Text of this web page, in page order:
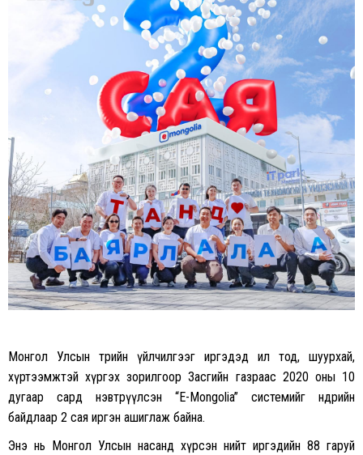
FacebookTwitter
Монгол Улсын төрийн үйлчилгээг иргэдэд ил тод, шуурхай,
хүртээмжтэй хүргэх зорилгоор Засгийн газраас 2020 оны 10
дугаар сард нэвтрүүлсэн “E-Mongolia” системийг өнөөдрийн
байдлаар 2 сая иргэн ашиглаж байна.
Энэ нь Монгол Улсын насанд хүрсэн нийт иргэдийн 88 гаруй